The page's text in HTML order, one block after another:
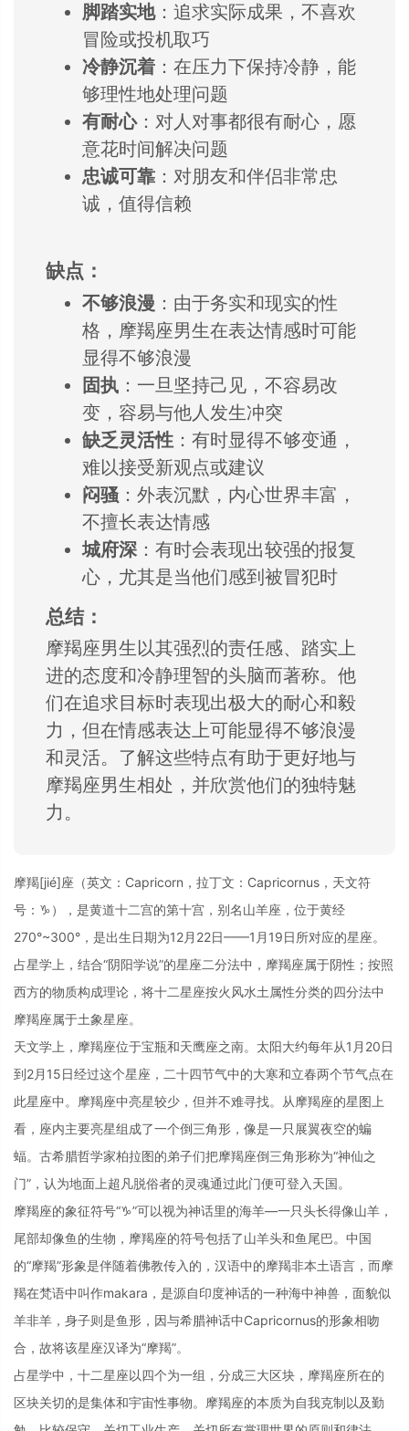
脚踏实地： 追求实际成果， 不喜欢
冒险或投机取巧
冷静沉着 ： 在压力下保持冷静， 能
够理性地处理问题
有耐心： 对人对事都很有耐心， 愿
意花时间解决问题
忠诚可靠 ： 对朋友和伴侣非常忠
诚， 值得信赖
缺点：
不够浪漫 ： 由于务实和现实的性
格， 摩羯座男生在表达情感时可能
显得不够浪漫
固执 ： 一旦坚持己见， 不容易改
变， 容易与他人发生冲突
缺乏灵活性 ： 有时显得不够变通，
难以接受新观点或建议
闷骚 ： 外表沉默， 内心世界丰富，
不擅长表达情感
城府深 ： 有时会表现出较强的报复
心， 尤其是当他们感到被冒犯时
总结：
摩羯座男生以其强烈的责任感、 踏实上
进的态度和冷静理智的头脑而著称。 他
们在追求目标时表现出极大的耐心和毅
力， 但在情感表达上可能显得不够浪漫
和灵活。 了解这些特点有助于更好地与
摩羯座男生相处， 并欣赏他们的独特魅
力。
摩羯[jié]座（英文：Capricorn，拉丁文：Capricornus，天文符
号：♑），是黄道十二宫的第十宫，别名山羊座，位于黄经
270°~300°，是出生日期为12月22日——1月19日所对应的星座。
占星学上，结合“阴阳学说”的星座二分法中，摩羯座属于阴性；按照
西方的物质构成理论，将十二星座按火风水土属性分类的四分法中
摩羯座属于土象星座。
天文学上，摩羯座位于宝瓶和天鹰座之南。太阳大约每年从1月20日
到2月15日经过这个星座，二十四节气中的大寒和立春两个节气点在
此星座中。摩羯座中亮星较少，但并不难寻找。从摩羯座的星图上
看，座内主要亮星组成了一个倒三角形，像是一只展翼夜空的蝙
蝠。古希腊哲学家柏拉图的弟子们把摩羯座倒三角形称为“神仙之
门”，认为地面上超凡脱俗者的灵魂通过此门便可登入天国。
摩羯座的象征符号“♑”可以视为神话里的海羊—一只头长得像山羊，
尾部却像鱼的生物，摩羯座的符号包括了山羊头和鱼尾巴。中国
的“摩羯”形象是伴随着佛教传入的，汉语中的摩羯非本土语言，而摩
羯在梵语中叫作makara，是源自印度神话的一种海中神兽，面貌似
羊非羊，身子则是鱼形，因与希腊神话中Capricornus的形象相吻
合，故将该星座汉译为“摩羯”。
占星学中，十二星座以四个为一组，分成三大区块，摩羯座所在的
区块关切的是集体和宇宙性事物。摩羯座的本质为自我克制以及勤